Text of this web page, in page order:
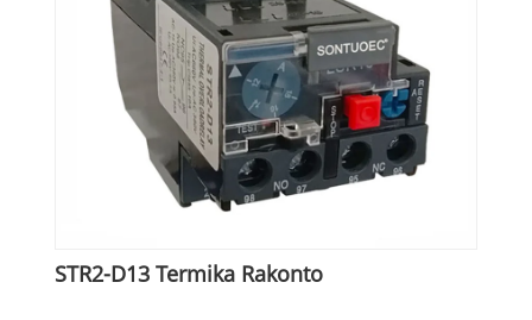
STR2-D13 Termika Rakonto